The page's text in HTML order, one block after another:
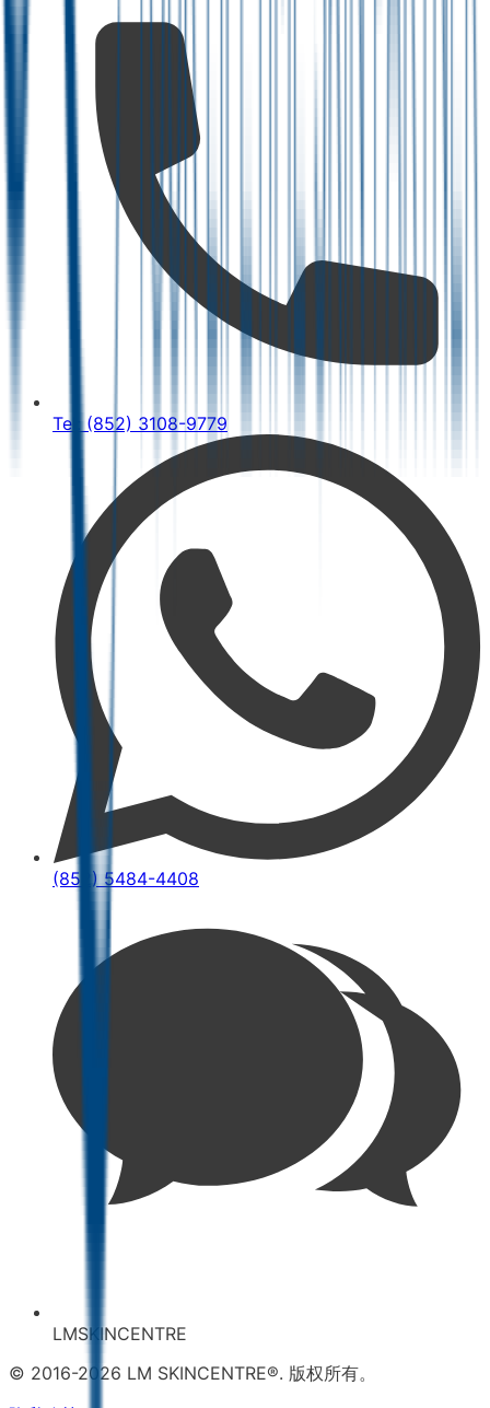
Tel: (852) 3108-9779
(852) 5484-4408
LMSKINCENTRE
© 2016-2026 LM SKINCENTRE®. 版权所有。